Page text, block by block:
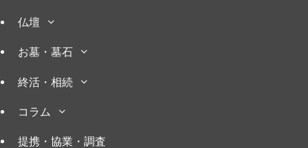
仏壇
お墓・墓石
終活・相続
コラム
提携・協業・調査